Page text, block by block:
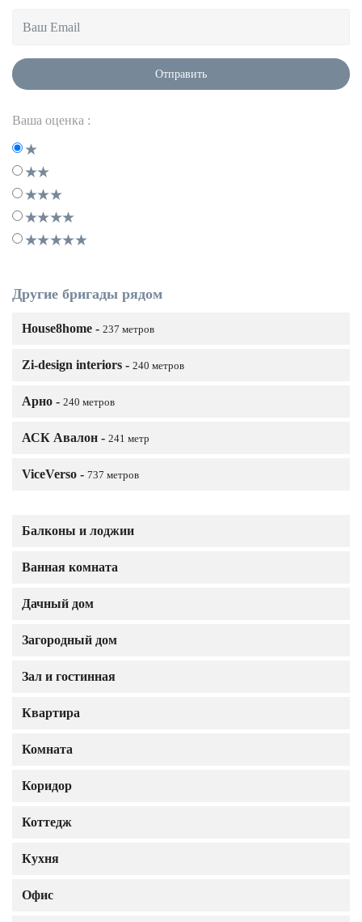
Балконы и лоджии
Ванная комната
Дачный дом
Загородный дом
Зал и гостинная
Квартира
Комната
Коридор
Коттедж
Кухня
Офис
Отправить
Ваша оценка :
Другие бригады рядом
House8home - 237 метров
Zi-design interiors - 240 метров
Арно - 240 метров
АСК Авалон - 241 метр
ViceVerso - 737 метров